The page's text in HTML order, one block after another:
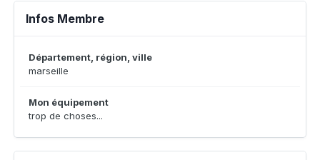
Infos Membre
Département, région, ville
marseille
Mon équipement
trop de choses...